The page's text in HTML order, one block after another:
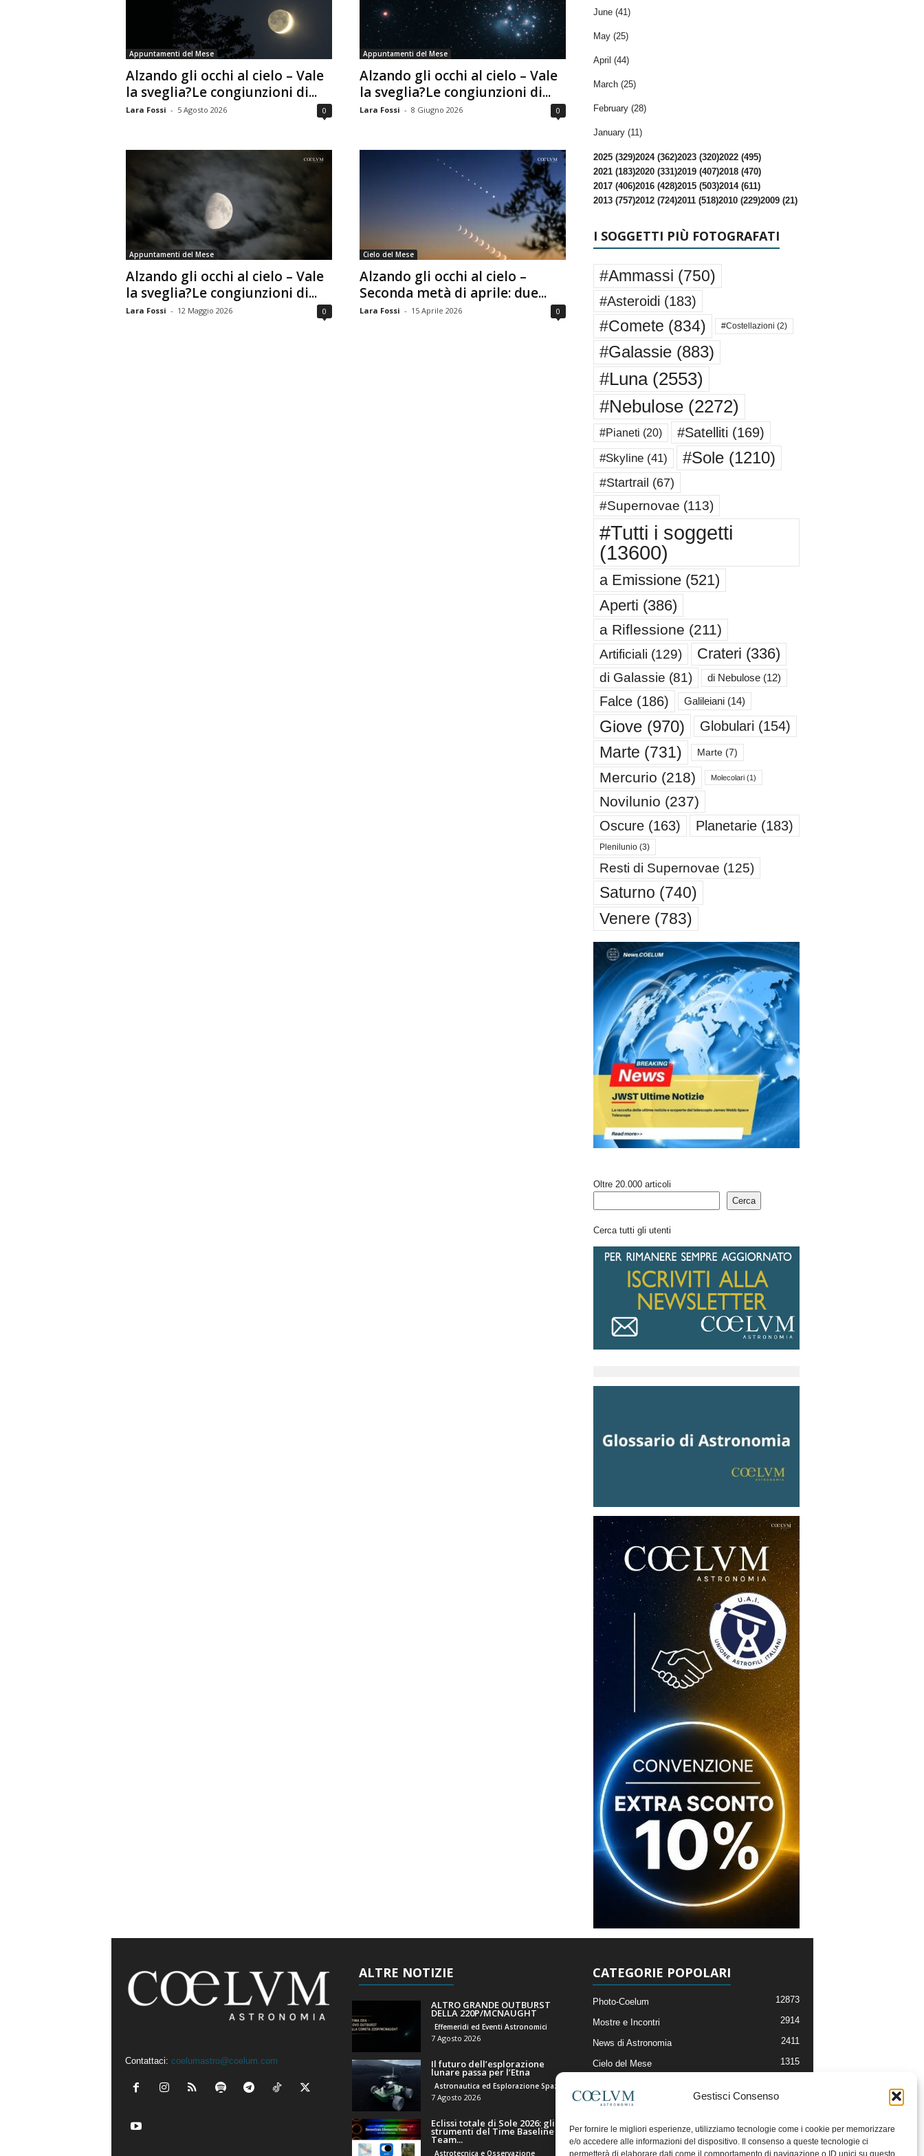
Gestisci Consenso
Per fornire le migliori esperienze, utilizziamo tecnologie come i cookie per memorizzare
e/o accedere alle informazioni del dispositivo. Il consenso a queste tecnologie ci
permetterà di elaborare dati come il comportamento di navigazione o ID unici su questo
m
i
a
Appuntamenti del Mese
Alzando gli occhi al cielo – Vale
la sveglia?Le congiunzioni di...
Lara Fossi - 5 Agosto 2026 0
Appuntamenti del Mese
Alzando gli occhi al cielo – Vale
la sveglia?Le congiunzioni di...
Lara Fossi - 8 Giugno 2026 0
Appuntamenti del Mese
Alzando gli occhi al cielo – Vale
la sveglia?Le congiunzioni di...
Lara Fossi - 12 Maggio 2026 0
Cielo del Mese
Alzando gli occhi al cielo –
Seconda metà di aprile: due...
Lara Fossi - 15 Aprile 2026 0
June (41)
May (25)
April (44)
March (25)
February (28)
January (11)
2025 (329)2024 (362)2023 (320)2022 (495)
2021 (183)2020 (331)2019 (407)2018 (470)
2017 (406)2016 (428)2015 (503)2014 (611)
2013 (757)2012 (724)2011 (518)2010 (229)2009 (21)
I SOGGETTI PIÙ FOTOGRAFATI
#Ammassi (750)
#Asteroidi (183)
#Comete (834) #Costellazioni (2)
#Galassie(883)
#Luna(2553)
#Nebulose(2272)
#Pianeti (20) #Satelliti (169)
#Skyline(41) #Sole(1210)
#Startrail (67)
#Supernovae (113)
#Tutti i soggetti
(13600)
a Emissione(521)
Aperti (386)
a Riflessione (211)
Artificiali (129) Crateri (336)
di Galassie (81) di Nebulose(12)
Falce(186) Galileiani(14)
Giove(970) Globulari (154)
Marte (731) Marte(7)
Mercurio (218) Molecolari(1)
Novilunio (237)
Oscure(163) Planetarie(183)
Plenilunio(3)
Resti di Supernovae (125)
Saturno (740)
Venere (783)
Oltre 20.000 articoli
Cerca
Cerca tutti gli utenti
Contattaci: coelumastro@coelum.com
ALTRE NOTIZIE
ALTRO GRANDE OUTBURST
DELLA 220P/MCNAUGHT
Effemeridi ed Eventi Astronomici
7 Agosto 2026
Il futuro dell’esplorazione
lunare passa per l’Etna
7 Agosto 2026
Eclissi totale di Sole 2026: gli
strumenti del Time Baseline
Team...
Astrotecnica e Osservazione
CATEGORIE POPOLARI
Photo-Coelum 12873
Mostre e Incontri 2914
News di Astronomia 2411
Cielo del Mese 1315
Articoli e Risorse On-Line
Il Blog della Redazione